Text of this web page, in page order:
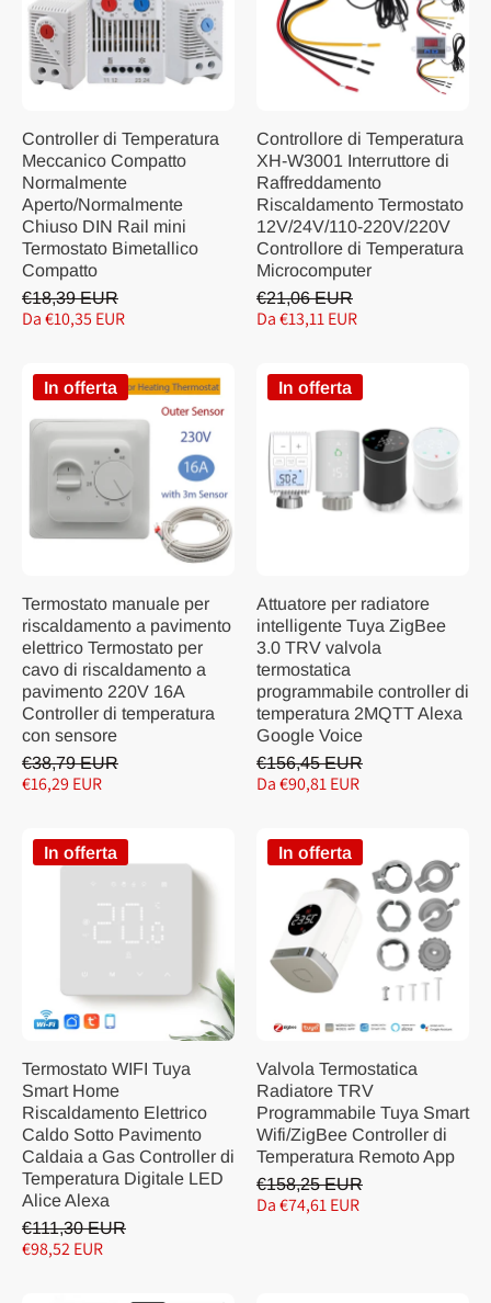
Controller di Temperatura
Meccanico Compatto
Normalmente
Aperto/Normalmente
Chiuso DIN Rail mini
Termostato Bimetallico
Compatto
€18,39 EUR
Da €10,35 EUR
Controllore di Temperatura
XH-W3001 Interruttore di
Raffreddamento
Riscaldamento Termostato
12V/24V/110-220V/220V
Controllore di Temperatura
Microcomputer
€21,06 EUR
Da €13,11 EUR
In offerta
Termostato manuale per
riscaldamento a pavimento
elettrico Termostato per
cavo di riscaldamento a
pavimento 220V 16A
Controller di temperatura
con sensore
€38,79 EUR
€16,29 EUR
In offerta
Attuatore per radiatore
intelligente Tuya ZigBee
3.0 TRV valvola
termostatica
programmabile controller di
temperatura 2MQTT Alexa
Google Voice
€156,45 EUR
Da €90,81 EUR
In offerta
Termostato WIFI Tuya
Smart Home
Riscaldamento Elettrico
Caldo Sotto Pavimento
Caldaia a Gas Controller di
Temperatura Digitale LED
Alice Alexa
€111,30 EUR
€98,52 EUR
In offerta
Valvola Termostatica
Radiatore TRV
Programmabile Tuya Smart
Wifi/ZigBee Controller di
Temperatura Remoto App
€158,25 EUR
Da €74,61 EUR